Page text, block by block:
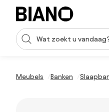
Navigatie overslaan, naar
Zoekopdracht invoeren
Meubels Banken